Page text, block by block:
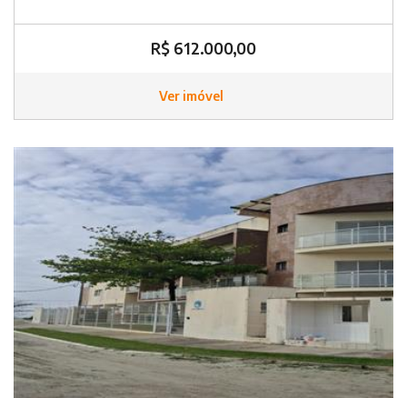
R$ 612.000,00
Ver imóvel